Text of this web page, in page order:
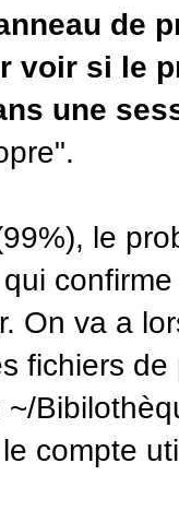
de
voir si le
une
le
On va a
fichiers
compte